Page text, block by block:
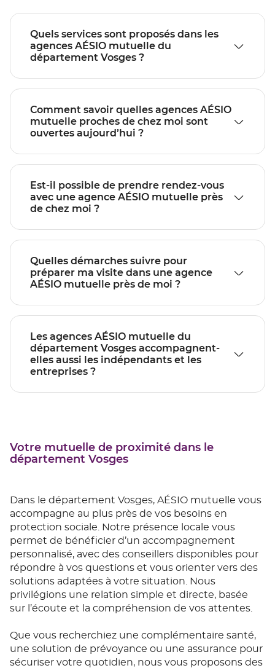
Quels services sont proposés dans les
agences AÉSIO mutuelle du
département Vosges ?
Comment savoir quelles agences AÉSIO
mutuelle proches de chez moi sont
ouvertes aujourd’hui ?
Est-il possible de prendre rendez-vous
avec une agence AÉSIO mutuelle près
de chez moi ?
Quelles démarches suivre pour
préparer ma visite dans une agence
AÉSIO mutuelle près de moi ?
Les agences AÉSIO mutuelle du
département Vosges accompagnent-
elles aussi les indépendants et les
entreprises ?
Votre mutuelle de proximité dans le
département Vosges
Dans le département Vosges, AÉSIO mutuelle vous
accompagne au plus près de vos besoins en
protection sociale. Notre présence locale vous
permet de bénéficier d’un accompagnement
personnalisé, avec des conseillers disponibles pour
répondre à vos questions et vous orienter vers des
solutions adaptées à votre situation. Nous
privilégions une relation simple et directe, basée
sur l’écoute et la compréhension de vos attentes.
Que vous recherchiez une complémentaire santé,
une solution de prévoyance ou une assurance pour
sécuriser votre quotidien, nous vous proposons des